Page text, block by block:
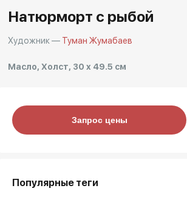
Rakov
Натюрморт с рыбой
Художник — Туман Жумабаев
Масло, Холст, 30 x 49.5 см
Цена за багетЗапрос цены
Популярные теги